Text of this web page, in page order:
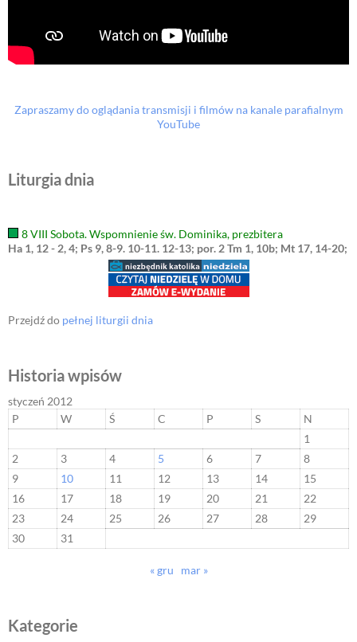
Zapraszamy do oglądania transmisji i filmów na kanale parafialnym
YouTube
Liturgia dnia
8 VIII Sobota. Wspomnienie św. Dominika, prezbitera
Ha 1, 12 - 2, 4; Ps 9, 8-9. 10-11. 12-13; por. 2 Tm 1, 10b; Mt 17, 14-20;
Przejdź do pełnej liturgii dnia
Historia wpisów
styczeń 2012
P
W Ś C P S
N
1
2
3 4 5 6 7
8
9
10 11 12 13 14
15
16
17 18 19 20 21
22
23
24 25 26 27 28
29
30
31
« gru mar »
Kategorie